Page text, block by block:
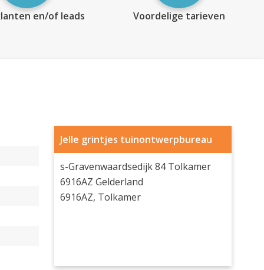
en/of leads Voordelige tarieven
Jelle grintjes tuinontwerpbureau
s-Gravenwaardsedijk 84 Tolkamer
6916AZ Gelderland
6916AZ, Tolkamer